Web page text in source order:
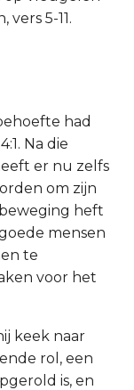
5-11.
had
Na die
er nu zelfs
om zijn
heft
mensen
te
voor het
keek naar
rol, een
is, en